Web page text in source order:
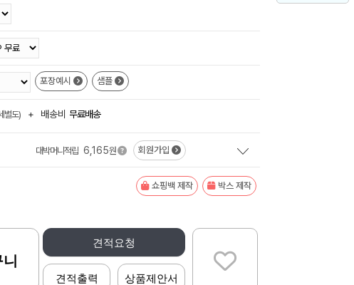
포장예시 샘플
별도) + 배송비 무료배송
대박머니적립 6,165원 회원가입
쇼핑백 제작 박스 제작
견적요청
견적출력 상품제안서